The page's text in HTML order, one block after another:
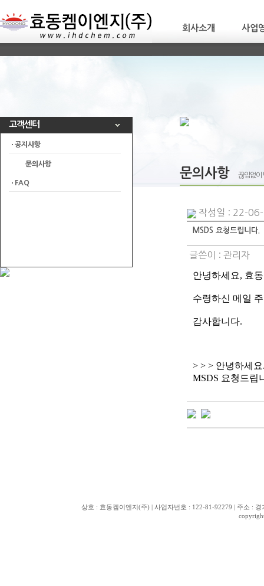
회사소개 사업
고객센터
공지사항
문의사항
FAQ
문의사항 끊임없이
작성일 : 22-
MSDS 요청드립니다.
글쓴이 : 관리자
안녕하세요, 효
수령하신 메일
감사합니다.
> > > 안녕하세
MSDS 요청드립
상호 : 효동켐이엔지(주) | 사업자번호 : 122-81-92279 | 주소 :